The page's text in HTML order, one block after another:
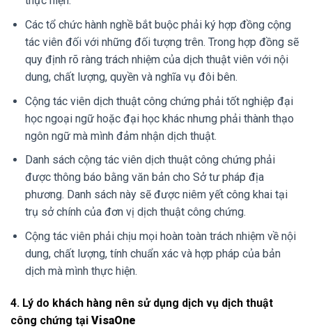
Các tổ chức hành nghề bắt buộc phải ký hợp đồng cộng
tác viên đối với những đối tượng trên. Trong hợp đồng sẽ
quy định rõ ràng trách nhiệm của dịch thuật viên với nội
dung, chất lượng, quyền và nghĩa vụ đôi bên.
Cộng tác viên dịch thuật công chứng phải tốt nghiệp đại
học ngoại ngữ hoặc đại học khác nhưng phải thành thạo
ngôn ngữ mà mình đảm nhận dịch thuật.
Danh sách cộng tác viên dịch thuật công chứng phải
được thông báo bằng văn bản cho Sở tư pháp địa
phương. Danh sách này sẽ được niêm yết công khai tại
trụ sở chính của đơn vị dịch thuật công chứng.
Cộng tác viên phải chịu mọi hoàn toàn trách nhiệm về nội
dung, chất lượng, tính chuẩn xác và hợp pháp của bản
dịch mà mình thực hiện.
4. Lý do khách hàng nên sử dụng dịch vụ dịch thuật
công chứng tại VisaOne